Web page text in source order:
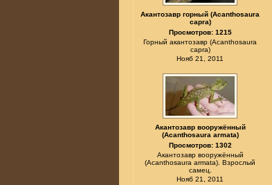
Акантозавр горный (Acanthosaura
capra)
Просмотров: 1215
Горный акантозавр (Acanthosaura
capra)
Нояб 21, 2011
Акантозавр вооружённый
(Acanthosaura armata)
Просмотров: 1302
Акантозавр вооружённый
(Acanthosaura armata). Взрослый
самец.
Нояб 21, 2011